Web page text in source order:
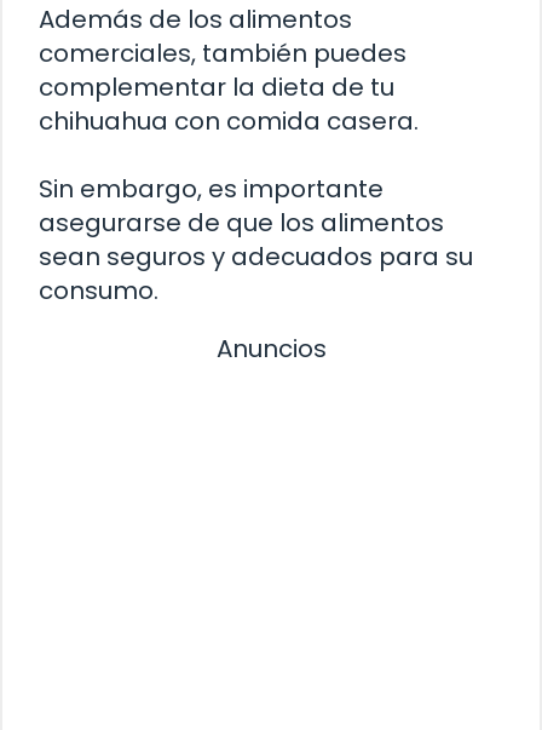
Además de los alimentos
comerciales, también puedes
complementar la dieta de tu
chihuahua con comida casera.
Sin embargo, es importante
asegurarse de que los alimentos
sean seguros y adecuados para su
consumo.
Anuncios